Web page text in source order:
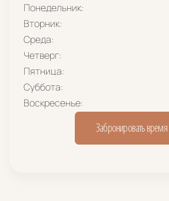
Понедельник:
Вторник:
Среда:
Четверг:
Пятница:
Суббота:
Воскресенье:
Забронировать время